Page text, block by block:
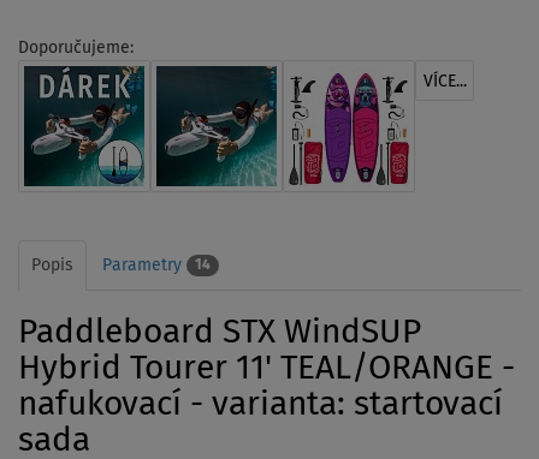
Doporučujeme:
VÍCE...
Popis Parametry 14
Paddleboard STX WindSUP
Hybrid Tourer 11' TEAL/ORANGE -
nafukovací - varianta: startovací
sada